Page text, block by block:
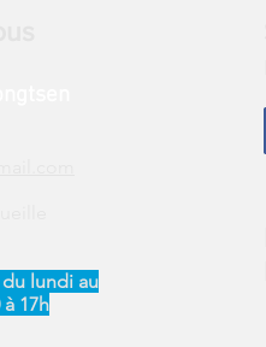
du lundi au
17h